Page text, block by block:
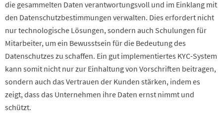
die gesammelten Daten verantwortungsvoll und im Einklang mit
den Datenschutzbestimmungen verwalten. Dies erfordert nicht
nur technologische Lösungen, sondern auch Schulungen für
Mitarbeiter, um ein Bewusstsein für die Bedeutung des
Datenschutzes zu schaffen. Ein gut implementiertes KYC-System
kann somit nicht nur zur Einhaltung von Vorschriften beitragen,
sondern auch das Vertrauen der Kunden stärken, indem es
zeigt, dass das Unternehmen ihre Daten ernst nimmt und
schützt.